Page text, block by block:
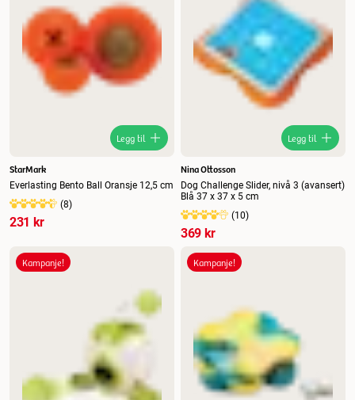
Legg til
StarMark
Everlasting Bento Ball Oransje 12,5 cm
(8)
231 kr
Legg til
Nina Ottosson
Dog Challenge Slider, nivå 3 (avansert)
Blå 37 x 37 x 5 cm
(10)
369 kr
Kampanje! Kampanje!